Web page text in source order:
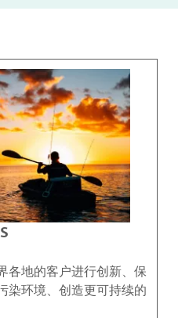
各地的客户进行创新、保
染环境、创造更可持续的